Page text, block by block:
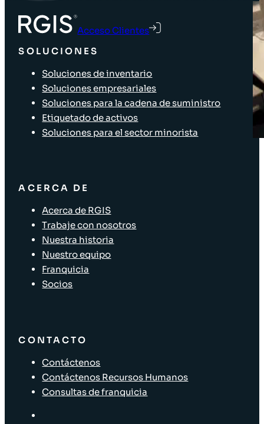
Acceso Clientes
SOLUCIONES
Soluciones de inventario
Soluciones empresariales
Soluciones para la cadena de suministro
Etiquetado de activos
Soluciones para el sector minorista
ACERCA DE
Acerca de RGIS
Trabaje con nosotros
Nuestra historia
Nuestro equipo
Franquicia
Socios
CONTACTO
Contáctenos
Contáctenos Recursos Humanos
Consultas de franquicia